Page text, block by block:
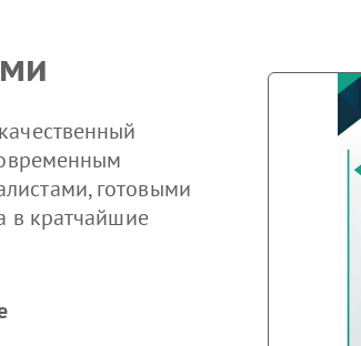
готовыми
в кратчайшие